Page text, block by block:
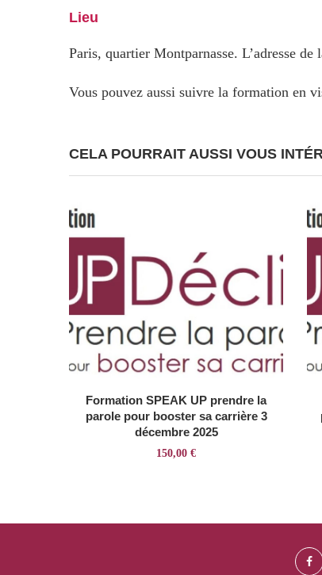
Lieu
Paris, quartier Montparnasse. L’adresse
Vous pouvez aussi suivre la formation en
CELA POURRAIT AUSSI VOUS
Formation SPEAK UP prendre la
parole pour booster sa carrière 3
décembre 2025
150,00 €